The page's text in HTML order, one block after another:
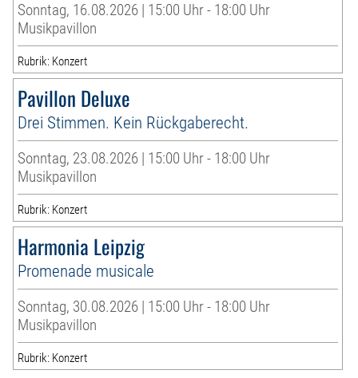
Sonntag, 16.08.2026 | 15:00 Uhr - 18:00 Uhr
Musikpavillon
Rubrik: Konzert
Pavillon Deluxe
Drei Stimmen. Kein Rückgaberecht.
Sonntag, 23.08.2026 | 15:00 Uhr - 18:00 Uhr
Musikpavillon
Rubrik: Konzert
Harmonia Leipzig
Promenade musicale
Sonntag, 30.08.2026 | 15:00 Uhr - 18:00 Uhr
Musikpavillon
Rubrik: Konzert